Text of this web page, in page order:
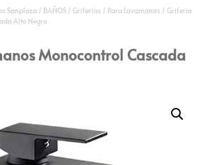
Sanplaza / BAÑOS / Griferías / Para Lavamanos / Griferia
Alto Negro
Monocontrol Cascada